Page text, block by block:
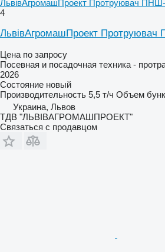
ЛьвівАгромашПроект Протруювач ПНШ-
4
ЛьвівАгромашПроект Протруювач
Цена по запросу
Посевная и посадочная техника -
2026
Состояние новый
Производительность 5,5 т/ч Объем
Украина, Львов
ТДВ "ЛЬВІВАГРОМАШПРОЕКТ"
Связаться с продавцом